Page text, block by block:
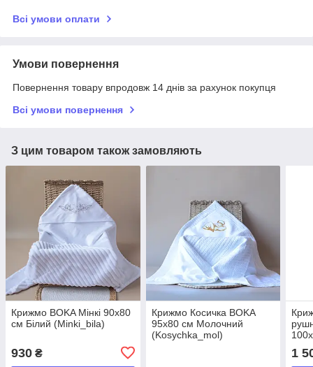
Всі умови оплати
Умови повернення
Повернення товару впродовж 14 днів за рахунок покупця
Всі умови повернення
З цим товаром також замовляють
Крижмо BOKA Мінкі 90х80
см Білий (Minki_bila)
930 ₴
Крижмо Косичка BOKA
95x80 см Молочний
(Kosychka_mol)
1